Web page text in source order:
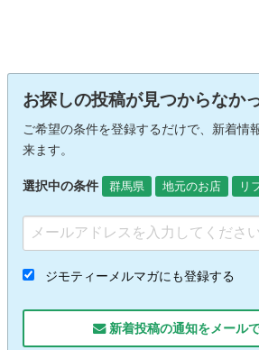
お探しの投稿が見つからなか
ご希望の条件を登録するだけで、新着情
来ます。
選択中の条件 群馬県 地元のお店 リ
ジモティーメルマガにも登録する
新着投稿の通知をメール